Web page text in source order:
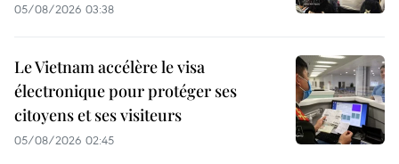
05/08/2026 03:38
Le Vietnam accélère le visa
électronique pour protéger ses
citoyens et ses visiteurs
05/08/2026 02:45